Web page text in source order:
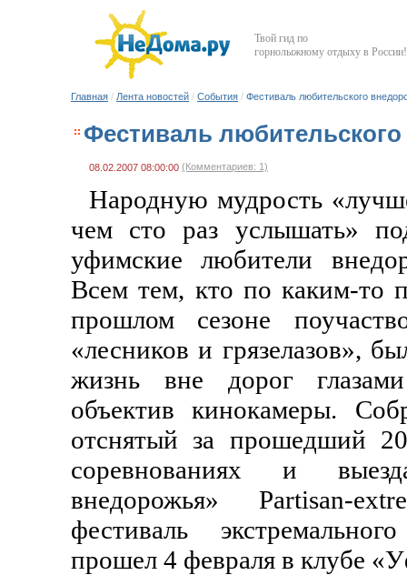
Твой гид по
горнолыжному отдыху в России!
Главная / Лента новостей / События / Фестиваль любительского
Фестиваль
08.02.2007 08:00:00 (Комментариев: 1)
Народную мудрость
чем сто раз услышать»
уфимские любители
Всем тем, кто по каким-то
прошлом сезоне
«лесников и грязелазов»,
жизнь вне дорог
объектив кинокамеры.
отснятый за прошедший
соревнованиях и
внедорожья» Partisan-
фестиваль
прошел 4 февраля в клубе